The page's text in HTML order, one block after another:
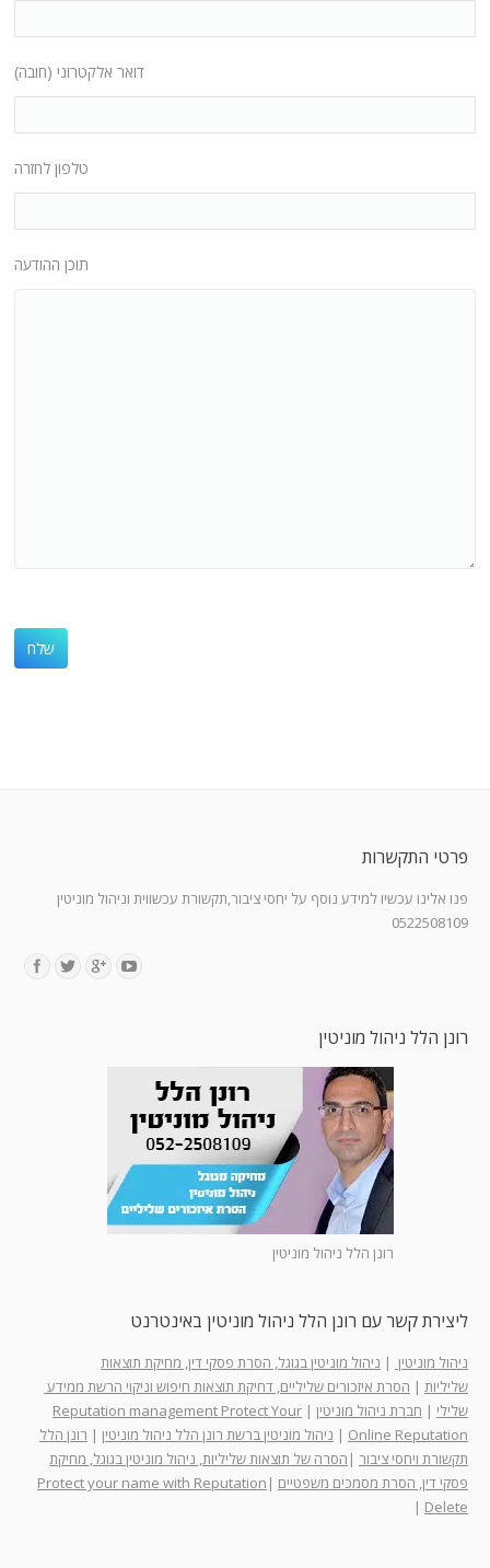
דואר אלקטרוני (חובה)
טלפון לחזרה
תוכן ההודעה
פרטי התקשרות
פנו אלינו עכשיו למידע נוסף על יחסי ציבור,תקשורת עכשווית וניהול מוניטין
0522508109
רונן הלל ניהול מוניטין
רונן הלל ניהול מוניטין
ליצירת קשר עם רונן הלל ניהול מוניטין באינטרנט
ניהול מוניטין | ניהול מוניטין בגוגל, הסרת פסקי דין, מחיקת תוצאות
שליליות | הסרת איזכורים שליליים, דחיקת תוצאות חיפוש וניקוי הרשת ממידע
שלילי | חברת ניהול מוניטין |
Reputation management Protect Your
Online Reputation
| ניהול מוניטין ברשת רונן הלל ניהול מוניטין | רונן הלל
תקשורת ויחסי ציבור | הסרה של תוצאות שליליות, ניהול מוניטין בגוגל, מחיקת
פסקי דין, הסרת מסמכים משפטיים |
Protect your name with Reputation
Delete
|